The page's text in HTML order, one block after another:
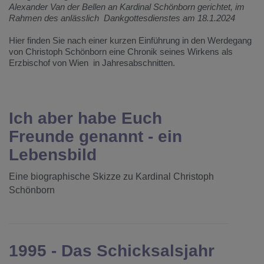
Alexander Van der Bellen an Kardinal Schönborn gerichtet, im
Rahmen des anlässlich Dankgottesdienstes am 18.1.2024
Hier finden Sie nach einer kurzen Einführung in den Werdegang
von Christoph Schönborn eine Chronik seines Wirkens als
Erzbischof von Wien in Jahresabschnitten.
Ich aber habe Euch
Freunde genannt - ein
Lebensbild
Eine biographische Skizze zu Kardinal Christoph
Schönborn
1995 - Das Schicksalsjahr